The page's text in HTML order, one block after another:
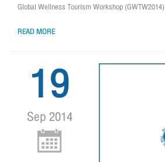
Global Wellness Tourism Workshop (GWTW2014)
READ MORE
19
Sep 2014